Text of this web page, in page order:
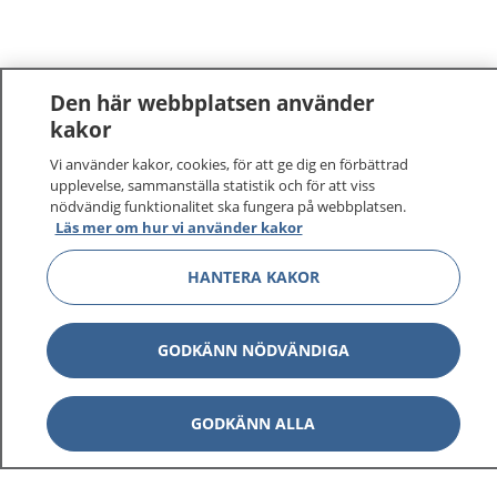
1177–tryggt om din hälsa och vård
På 1177.se får du råd om hälsa och information om
sjukdomar och vilka mottagningar du kan kontakta.
Logga in för att läsa din journal och göra dina
vårdärenden. Ring telefonnummer 1177 för
sjukvårdsrådgivning dygnet runt.
1177 ger dig råd när du vill må bättre.
Den här webbplatsen använder
kakor
Vi använder kakor, cookies, för att ge dig en förbättrad
upplevelse, sammanställa statistik och för att viss
nödvändig funktionalitet ska fungera på webbplatsen.
Läs mer om hur vi använder kakor
HANTERA KAKOR
GODKÄNN NÖDVÄNDIGA
GODKÄNN ALLA